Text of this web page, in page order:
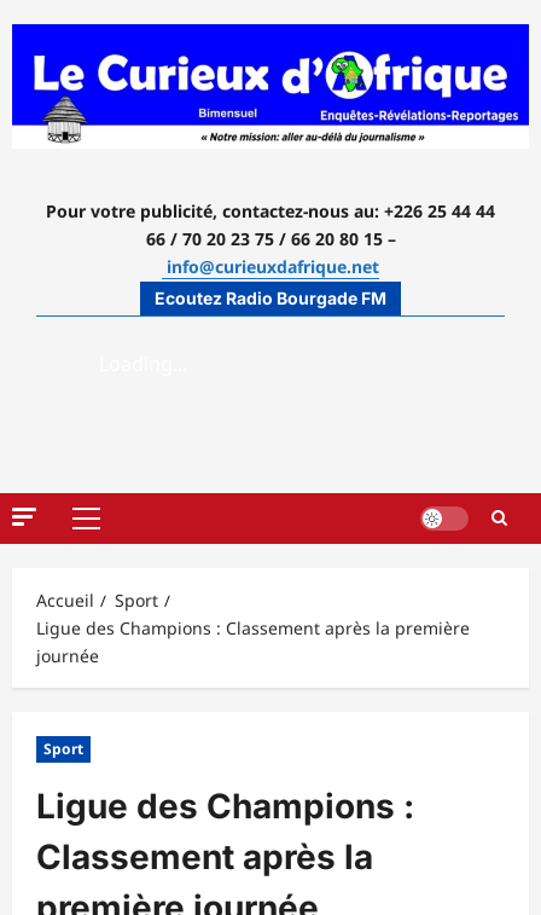
contenu
Pour votre publicité, contactez-nous au: +226 25 44 44
66 / 70 20 23 75 / 66 20 80 15 –
info@curieuxdafrique.net
Ecoutez Radio Bourgade FM
Menu
Accueil
Sport
Ligue des Champions : Classement après la première
journée
Sport
Ligue des Champions :
Classement après la